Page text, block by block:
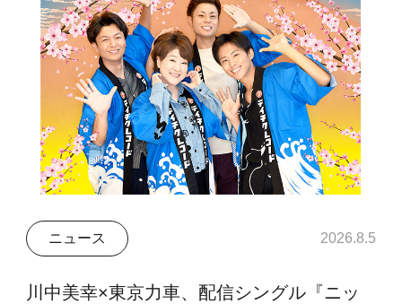
ニュース 2026.8.5
川中美幸×東京力車、配信シングル『ニッ